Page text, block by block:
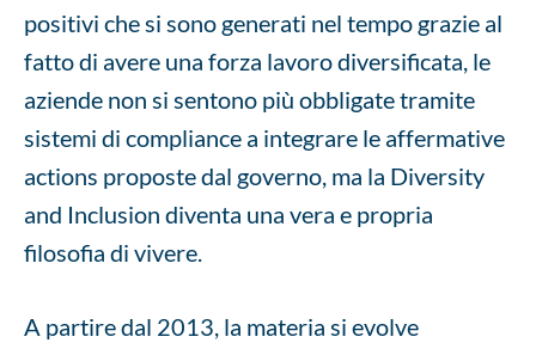
positivi che si sono generati nel tempo grazie al
fatto di avere una forza lavoro diversificata, le
aziende non si sentono più obbligate tramite
sistemi di compliance a integrare le affermative
actions proposte dal governo, ma la Diversity
and Inclusion diventa una vera e propria
filosofia di vivere.
A partire dal 2013, la materia si evolve